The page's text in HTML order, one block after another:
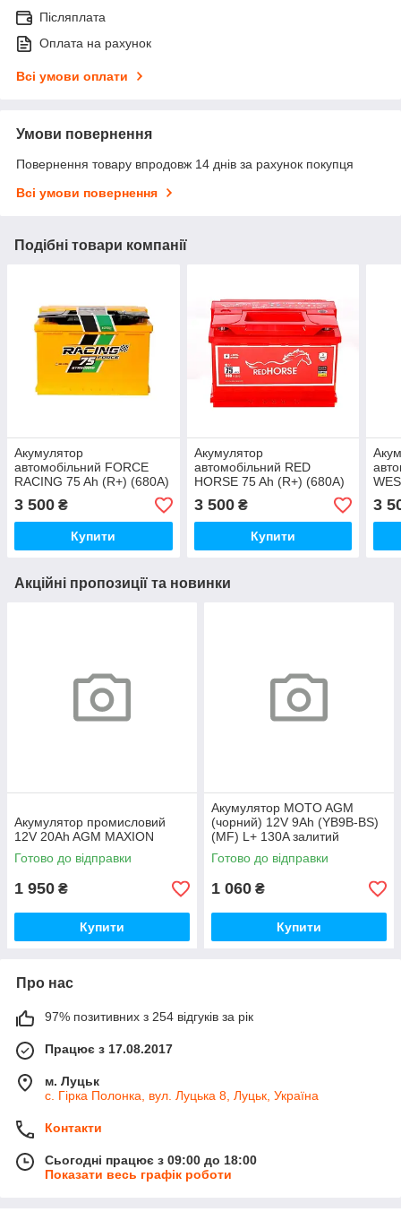
Післяплата
Оплата на рахунок
Всі умови оплати
Умови повернення
Повернення товару впродовж 14 днів за рахунок покупця
Всі умови повернення
Подібні товари компанії
Акумулятор
автомобільний FORCE
RACING 75 Ah (R+) (680А)
3 500 ₴
Купити
Акумулятор
автомобільний RED
HORSE 75 Ah (R+) (680А)
3 500₴
Купити
3
Акційні пропозиції та новинки
Акумулятор промисловий
12V 20Ah AGM MAXION
Готово до відправки
1 950 ₴
Купити
Акумулятор MOTO AGM
(чорний) 12V 9Ah (YB9B-ВS)
(MF) L+ 130A залитий
Готово до відправки
1 060 ₴
Купити
Про нас
97% позитивних з 254 відгуків за рік
Працює з 17.08.2017
м. Луцьк
с. Гірка Полонка, вул. Луцька 8, Луцьк, Україна
Контакти
Сьогодні працює з 09:00 до 18:00
Показати весь графік роботи